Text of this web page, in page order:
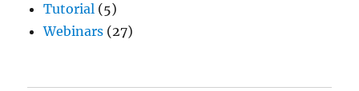
Tutorial (5)
Webinars (27)